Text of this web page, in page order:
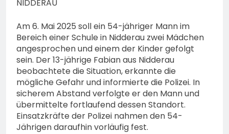
NIDDERAU
Am 6. Mai 2025 soll ein 54-jähriger Mann im
Bereich einer Schule in Nidderau zwei Mädchen
angesprochen und einem der Kinder gefolgt
sein. Der 13-jährige Fabian aus Nidderau
beobachtete die Situation, erkannte die
mögliche Gefahr und informierte die Polizei. In
sicherem Abstand verfolgte er den Mann und
übermittelte fortlaufend dessen Standort.
Einsatzkräfte der Polizei nahmen den 54-
Jährigen daraufhin vorläufig fest.